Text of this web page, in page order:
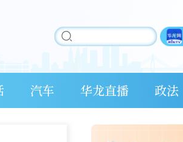
汽车 华龙直播 政法